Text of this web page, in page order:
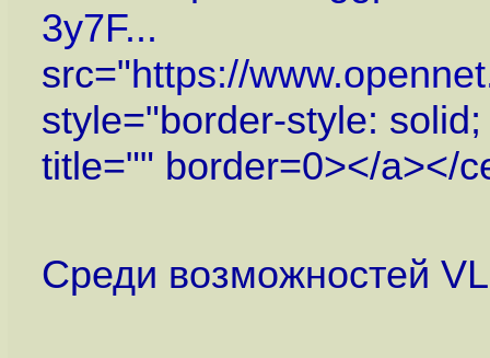
3y7F...
src="https://
style="border-style:
title="" border=0></a></
Среди возможностей